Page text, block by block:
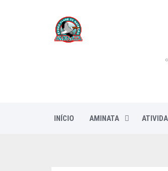
INÍCIO AMINATA